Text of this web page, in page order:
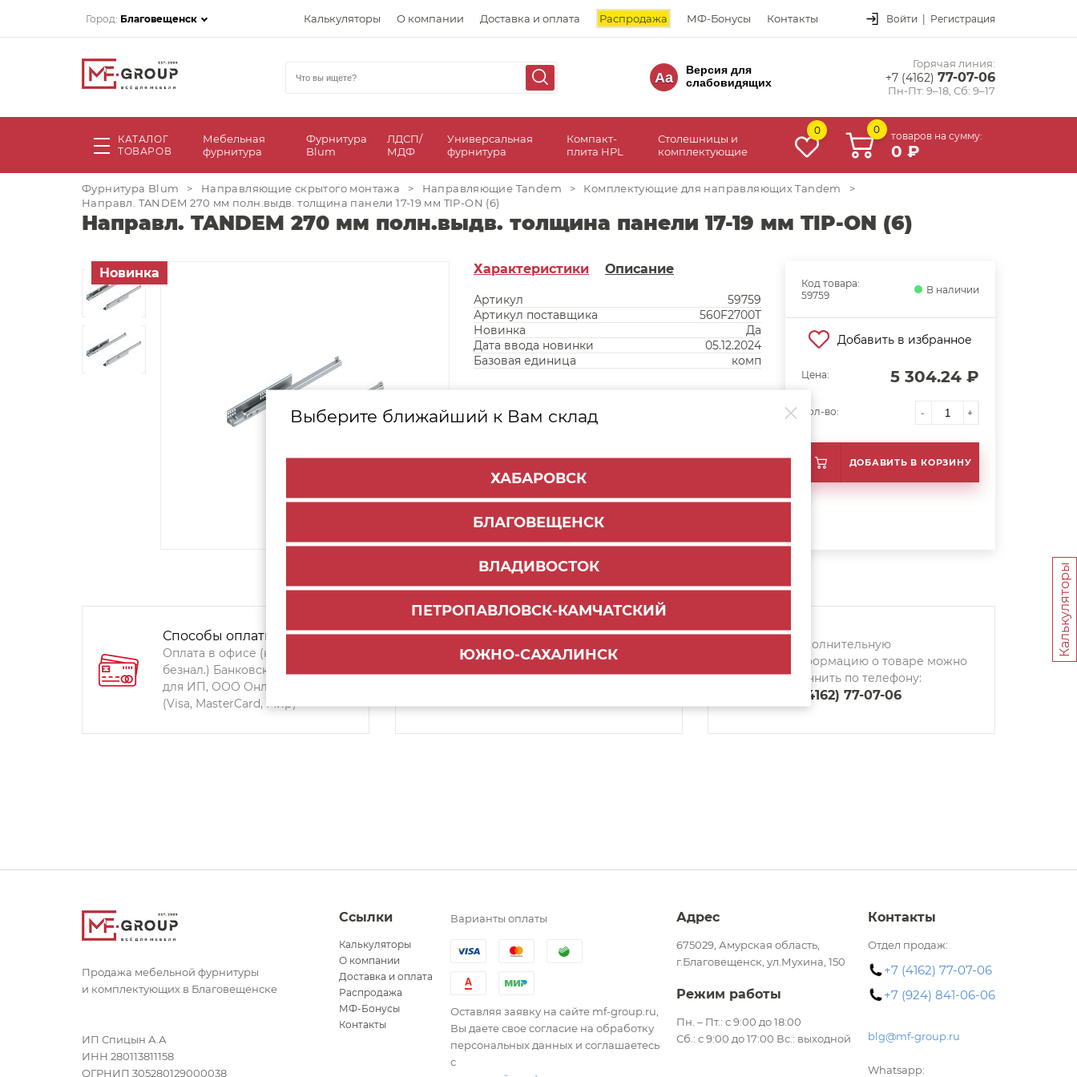
Город: Благовещенск Калькуляторы О компании Доставка и оплата Распродажа МФ-Бонусы Контакты Войти | Регистрация
Aa
Версия для
слабовидящих
Горячая линия:
+7 (4162) 77-07-06
Пн-Пт: 9–18, Сб: 9–17
КАТАЛОГ
ТОВАРОВ
Мебельная
фурнитура
Фурнитура
Blum
ЛДСП/
МДФ
Универсальная
фурнитура
Компакт-
плита HPL
Столешницы и
комплектующие
0 0
товаров на сумму:
0 ₽
Выберите ближайший к Вам склад
ХАБАРОВСК
БЛАГОВЕЩЕНСК
ВЛАДИВОСТОК
ПЕТРОПАВЛОВСК-КАМЧАТСКИЙ
ЮЖНО-САХАЛИНСК
Фурнитура Blum > Направляющие скрытого монтажа > Направляющие Tandem > Комплектующие для направляющих Tandem
>
Направл. TANDEM 270 мм полн.выдв. толщина панели 17-19 мм TIP-ON (6)
Направл. TANDEM 270 мм полн.выдв. толщина панели 17-19 мм TIP-ON (6)
Новинка Характеристики Описание
Артикул
59759
Артикул поставщика
560F2700T
Новинка
Да
Дата ввода новинки
05.12.2024
Базовая единица
комп
Код товара:
59759
В наличии
Добавить в избранное
Цена: 5 304.24 ₽
Кол-во: - +
ДОБАВИТЬ В КОРЗИНУ
Способы оплаты:
Оплата в офисе (наличными,
безнал.) Банковский перевод
для ИП, ООО Онлайн-оплата
(Visa, MasterCard, Мир)
Способы доставки:
Дополнительную
информацию о товаре можно
уточнить по телефону:
8 (4162) 77-07-06
Калькуляторы
Продажа мебельной фурнитуры
и комплектующих в Благовещенске
ИП Спицын А.А
ИНН 280113811158
ОГРНИП 305280129000038
Ссылки
Калькуляторы
О компании
Доставка и оплата
Распродажа
МФ-Бонусы
Контакты
Варианты оплаты
Оставляя заявку на сайте mf-group.ru,
Вы даете свое согласие на обработку
персональных данных и соглашаетесь
с
Адрес
675029, Амурская область,
г.Благовещенск, ул.Мухина, 150
Режим работы
Пн. – Пт.: с 9:00 до 18:00
Сб.: с 9:00 до 17:00 Вс.: выходной
Контакты
Отдел продаж:
+7 (4162) 77-07-06
+7 (924) 841-06-06
blg@mf-group.ru
Whatsapp: